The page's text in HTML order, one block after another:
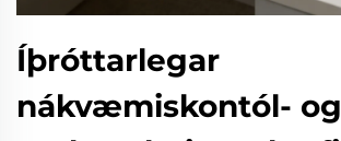
Íþróttarlegar
nákvæmiskontól- og